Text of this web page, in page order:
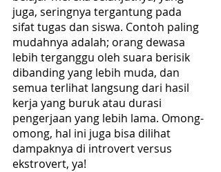
juga, seringnya tergantung pada
sifat tugas dan siswa. Contoh paling
mudahnya adalah; orang dewasa
lebih terganggu oleh suara berisik
dibanding yang lebih muda, dan
semua terlihat langsung dari hasil
kerja yang buruk atau durasi
pengerjaan yang lebih lama. Omong-
omong, hal ini juga bisa dilihat
dampaknya di introvert versus
ekstrovert, ya!